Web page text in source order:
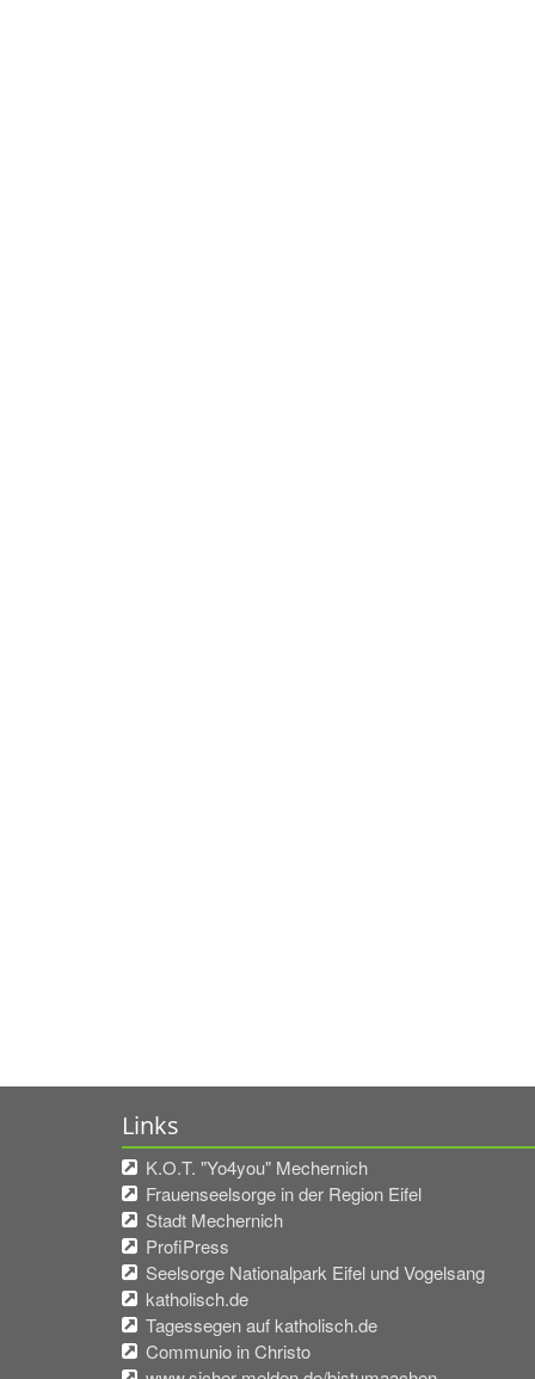
Links
K.O.T. "Yo4you" Mechernich
Frauenseelsorge in der Region Eifel
Stadt Mechernich
ProfiPress
Seelsorge Nationalpark Eifel und Vogelsang
katholisch.de
Tagessegen auf katholisch.de
Communio in Christo